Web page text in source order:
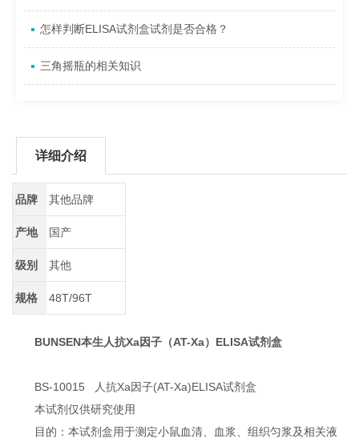
怎样判断ELISA试剂盒试剂是否合格？
三角摇瓶的相关知识
详细介绍
品牌 其他品牌
产地 国产
级别 其他
规格 48T/96T
BUNSEN本生人抗Xa因子（AT-Xa）ELISA试剂盒
BS-10015 人抗Xa因子(AT-Xa)ELISA试剂盒
本试剂仅供研究使用
目的：本试剂盒用于测定小鼠血清、血浆、组织匀浆及相关液